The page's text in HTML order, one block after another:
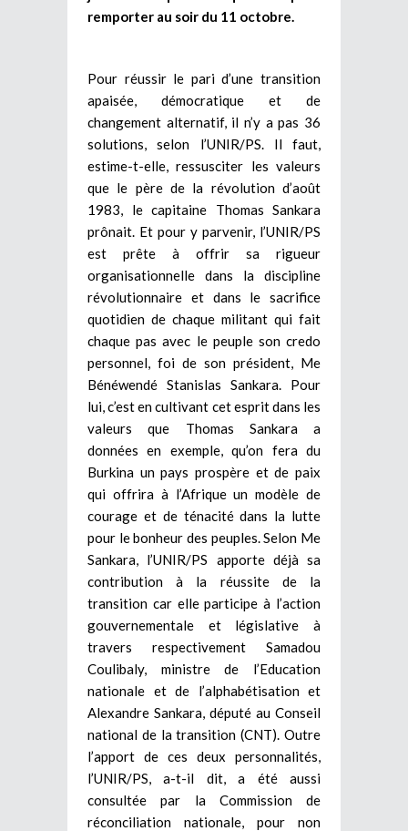
remporter au soir du 11 octobre.
Pour réussir le pari d’une transition
apaisée, démocratique et de
changement alternatif, il n’y a pas 36
solutions, selon l’UNIR/PS. Il faut,
estime-t-elle, ressusciter les valeurs
que le père de la révolution d’août
1983, le capitaine Thomas Sankara
prônait. Et pour y parvenir, l’UNIR/PS
est prête à offrir sa rigueur
organisationnelle dans la discipline
révolutionnaire et dans le sacrifice
quotidien de chaque militant qui fait
chaque pas avec le peuple son credo
personnel, foi de son président, Me
Bénéwendé Stanislas Sankara. Pour
lui, c’est en cultivant cet esprit dans les
valeurs que Thomas Sankara a
données en exemple, qu’on fera du
Burkina un pays prospère et de paix
qui offrira à l’Afrique un modèle de
courage et de ténacité dans la lutte
pour le bonheur des peuples. Selon Me
Sankara, l’UNIR/PS apporte déjà sa
contribution à la réussite de la
transition car elle participe à l’action
gouvernementale et législative à
travers respectivement Samadou
Coulibaly, ministre de l’Education
nationale et de l’alphabétisation et
Alexandre Sankara, député au Conseil
national de la transition (CNT). Outre
l’apport de ces deux personnalités,
l’UNIR/PS, a-t-il dit, a été aussi
consultée par la Commission de
réconciliation nationale, pour non